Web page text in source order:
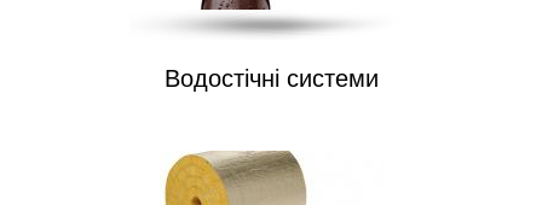
Водостічні системи